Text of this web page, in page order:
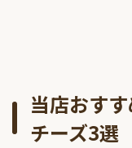
当店おす
チーズ3選